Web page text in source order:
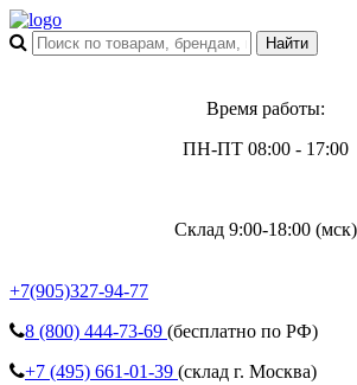
Время работы:
ПН-ПТ 08:00 - 17:00
Склад 9:00-18:00 (мск)
+7(905)327-94-77
8 (800) 444-73-69 (бесплатно по РФ)
+7 (495) 661-01-39 (склад г. Москва)